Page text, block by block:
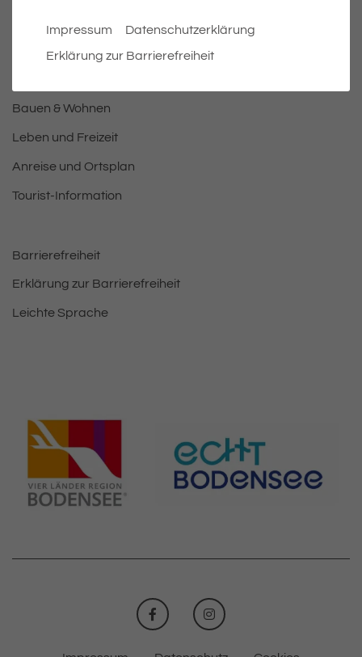
Öffnungszeiten Rathaus
Bauen & Wohnen
Leben und Freizeit
Anreise und Ortsplan
Tourist-Information
Barrierefreiheit
Erklärung zur Barrierefreiheit
Leichte Sprache
FACEBOOKINSTAGRAM
Impressum
Datenschutzerklärung
Erklärung zur Barrierefreiheit